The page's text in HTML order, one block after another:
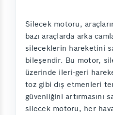
Silecek motoru,
bazı araçlarda arka
sileceklerin hareketini
bileşendir. Bu motor,
üzerinde ileri-geri
toz gibi dış etmenleri
güvenliğini artırmasını
silecek motoru, her